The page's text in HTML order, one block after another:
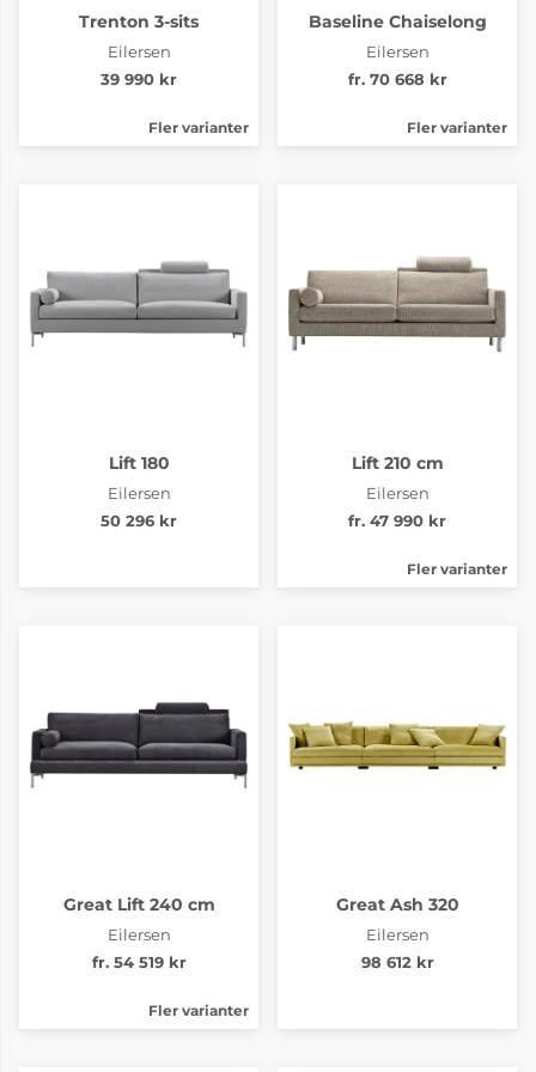
4-6 Veckor 4-6 Veckor
fr. 55 894 kr fr. 55 894 kr
4-6 Veckor 4-6 Veckor
Trenton 3-sits
Eilersen
39 990 kr
Fler varianter
Baseline Chaiselong
Eilersen
fr. 70 668 kr
Fler varianter
Lift 180
Eilersen
50 296 kr
Lift 210 cm
Eilersen
fr. 47 990 kr
Fler varianter
Great Lift 240 cm
Eilersen
fr. 54 519 kr
Fler varianter
Great Ash 320
Eilersen
98 612 kr